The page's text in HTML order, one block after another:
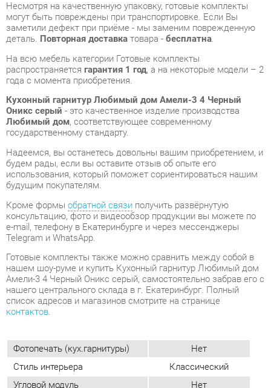
распространяетсягарантия 1 год, а на некоторые модели – 2
года с момента приобретения.
Кухонный гарнитур Любимый дом Амели-3 4 Черный
Любимый дом, соответствующее современному
государственному стандарту.
будем рады, если вы оставите отзыв об опыте его
использования, который поможет сориентироваться нашим
будущим покупателям.
Кроме формы
обратной связи
консультацию, фото и видеообзор продукции вы можете по
e-mail, телефону в Екатеринбурге и через мессенджеры
Telegram и WhatsApp.
Готовые комплекты также можно сравнить между собой в
нашем шоу-руме и купить Кухонный гарнитур Любимый дом
Амели-3 4 Черный Оникс серый, самостоятельно забрав его с
нашего центрального склада в г. Екатеринбург. Полный
список адресов и магазинов смотрите на странице
контактов.
Фотопечать (кух.гарнитуры) Нет
Стиль интерьера
Классический
Угловой модуль
Бутылочница
Нет
Класс (кухни)
Медиум
Материал
Лдсп